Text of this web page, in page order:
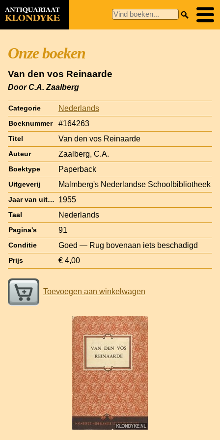
Onze boeken
Van den vos Reinaarde
Door C.A. Zaalberg
Categorie Nederlands
Boeknummer #164263
Titel Van den vos Reinaarde
Auteur Zaalberg, C.A.
Boektype Paperback
Uitgeverij Malmberg's Nederlandse Schoolbibliotheek
Jaar van uitgave 1955
Taal Nederlands
Pagina's 91
Conditie Goed — Rug bovenaan iets beschadigd
Prijs € 4,00
Toevoegen aan winkelwagen